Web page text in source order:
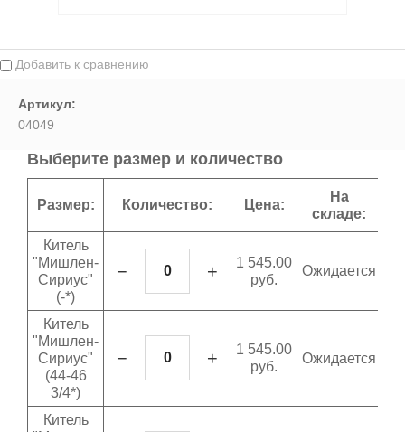
Добавить к сравнению
Артикул:
04049
Выберите размер и количество
Размер: Количество: Цена:
На
складе:
Китель
"Мишлен-
Сириус"
(-*)
− +
1 545.00
руб.
Ожидается
Китель
"Мишлен-
Сириус"
(44-46
3/4*)
− +
1 545.00
руб.
Ожидается
Китель